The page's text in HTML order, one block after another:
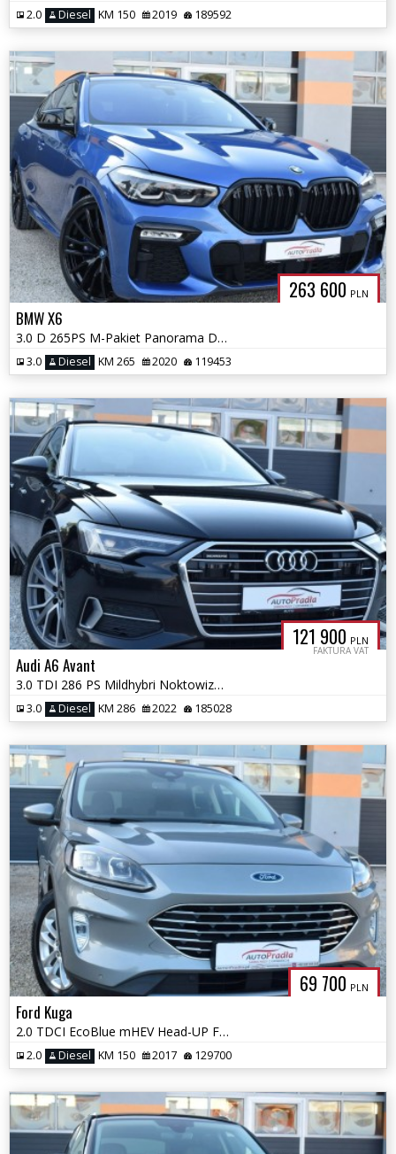
2.0 Diesel KM 150 2019 189592
263 600 PLN
BMW X6
3.0 D 265PS M-Pakiet Panorama Dociągi Pneumatyka Ledy
3.0 Diesel KM 265 2020 119453
121 900 PLN
FAKTURA VAT
Audi A6 Avant
3.0 TDI 286 PS Mildhybri Noktowizor Quattro Pneumatyka Ledy Matrix
3.0 Diesel KM 286 2022 185028
69 700 PLN
Ford Kuga
2.0 TDCI EcoBlue mHEV Head-UP Fuul Ledy kamera Navi Alum#
2.0 Diesel KM 150 2017 129700